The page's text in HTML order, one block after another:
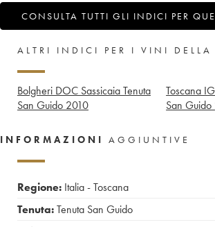
CONSULTA TUTTI GLI INDICI PER
ALTRI INDICI PER I VINI DELLA
Bolgheri DOC Sassicaia Tenuta
San Guido 2010
Toscana
San Guido
INFORMAZIONI AGGIUNTIVE
Regione: Italia - Toscana
Tenuta:Tenuta San Guido